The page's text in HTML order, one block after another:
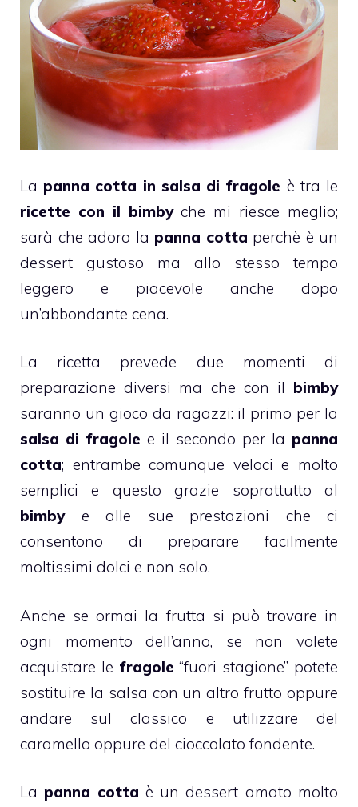
La panna cotta in salsa di fragole è tra le
ricette con il bimbyche mi riesce meglio;
sarà che adoro la panna cotta perchè è un
dessert gustoso ma allo stesso tempo
leggero e piacevole anche dopo
un’abbondante cena.
La ricetta prevede due momenti di
preparazione diversi ma che con il bimby
saranno un gioco da ragazzi: il primo per la
salsa di fragole e il secondo per la panna
cotta; entrambe comunque veloci e molto
semplici e questo grazie soprattutto al
bimbye alle sue prestazioni che ci
consentono di preparare facilmente
moltissimi dolci e non solo.
Anche se ormai la frutta si può trovare in
ogni momento dell’anno, se non volete
acquistare le fragole “fuori stagione” potete
sostituire la salsa con un altro frutto oppure
andare sul classico e utilizzare del
caramello oppure del cioccolato fondente.
La panna cotta è un dessert amato molto